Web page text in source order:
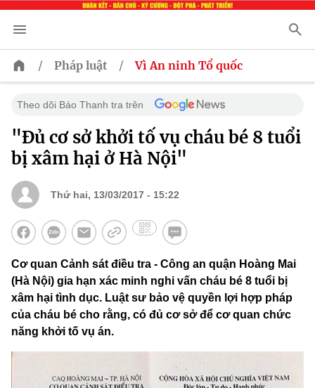
/ Pháp luật / Vì An ninh Tổ quốc
Theo dõi Báo Thanh tra trên
"Đủ cơ sở khởi tố vụ cháu bé 8 tuổi
bị xâm hại ở Hà Nội"
Thứ hai, 13/03/2017 - 15:22
Cơ quan Cảnh sát điều tra - Công an quận Hoàng Mai
(Hà Nội) gia hạn xác minh nghi vấn cháu bé 8 tuổi bị
xâm hại tình dục. Luật sư bảo vệ quyền lợi hợp pháp
của cháu bé cho rằng, có đủ cơ sở để cơ quan chức
năng khởi tố vụ án.